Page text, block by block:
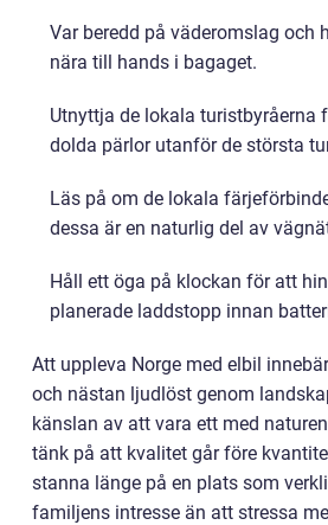
Var beredd på väderomslag och
nära till hands i bagaget.
Utnyttja de lokala turistbyråerna
dolda pärlor utanför de största
Läs på om de lokala
dessa är en naturlig del av
Håll ett öga på klockan för att
planerade laddstopp innan
Att uppleva Norge med elbil
och nästan ljudlöst genom
känslan av att vara ett med
tänk på att kvalitet går före
stanna länge på en plats som
familjens intresse än att stressa